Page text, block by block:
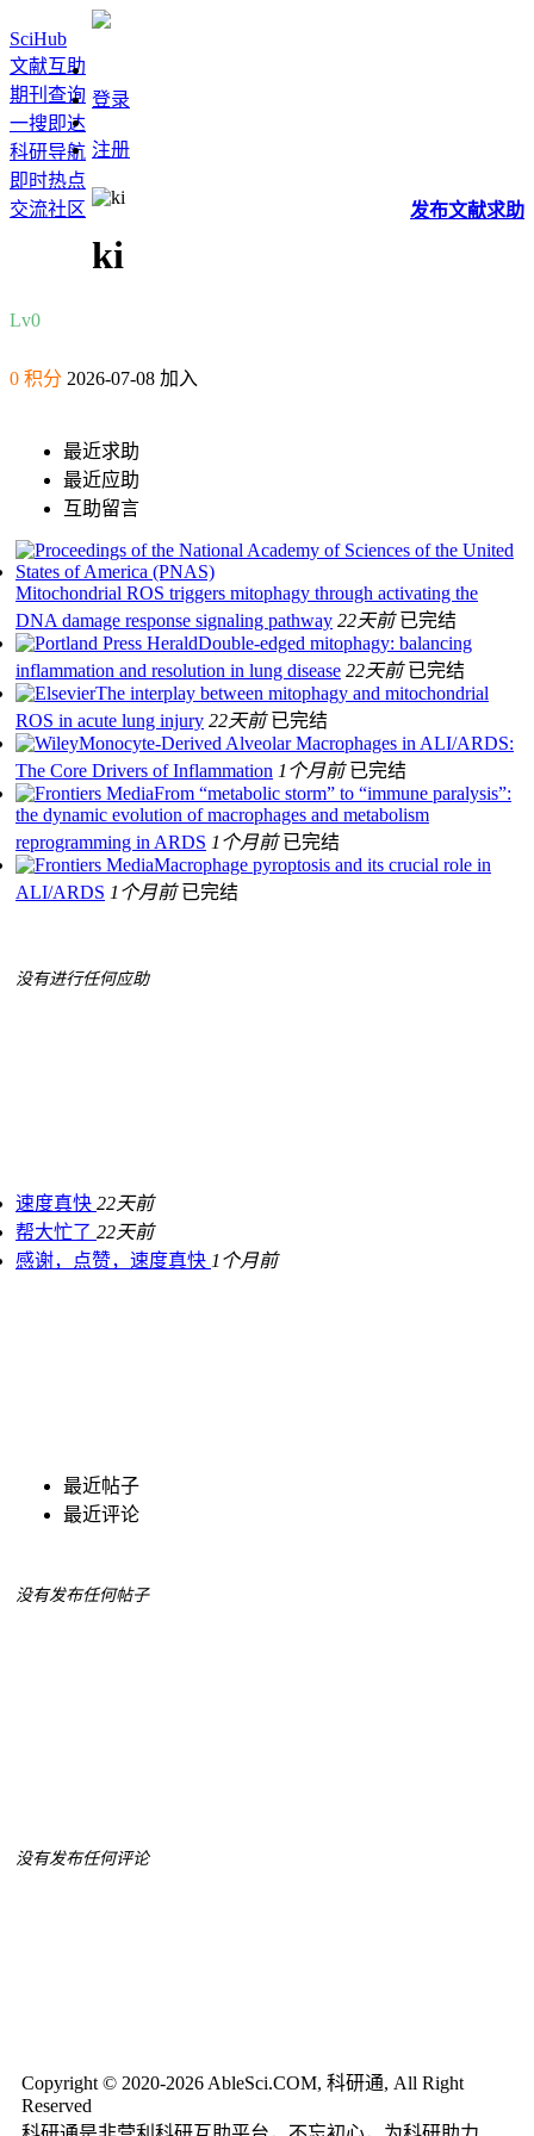
SciHub
文献互助
期刊查询
一搜即达
科研导航
即时热点
交流社区
登录
注册
发布文献求助
ki
Lv0
0 积分 2026-07-08 加入
最近求助
最近应助
互助留言
Mitochondrial ROS triggers mitophagy through activating the
DNA damage response signaling pathway 22天前 已完结
Double-edged mitophagy: balancing
inflammation and resolution in lung disease 22天前 已完结
The interplay between mitophagy and mitochondrial
ROS in acute lung injury 22天前 已完结
Monocyte-Derived Alveolar Macrophages in ALI/ARDS:
The Core Drivers of Inflammation 1个月前 已完结
From “metabolic storm” to “immune paralysis”:
the dynamic evolution of macrophages and metabolism
reprogramming in ARDS 1个月前 已完结
Macrophage pyroptosis and its crucial role in
ALI/ARDS 1个月前 已完结
没有进行任何应助
速度真快 22天前
帮大忙了 22天前
感谢，点赞，速度真快 1个月前
最近帖子
最近评论
没有发布任何帖子
没有发布任何评论
Copyright © 2020-2026 AbleSci.COM, 科研通, All Right
Reserved